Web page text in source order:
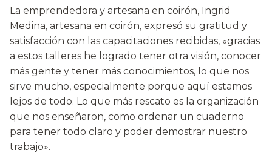
La emprendedora y artesana en coirón, Ingrid
Medina, artesana en coirón, expresó su gratitud y
satisfacción con las capacitaciones recibidas, «gracias
a estos talleres he logrado tener otra visión, conocer
más gente y tener más conocimientos, lo que nos
sirve mucho, especialmente porque aquí estamos
lejos de todo. Lo que más rescato es la organización
que nos enseñaron, como ordenar un cuaderno
para tener todo claro y poder demostrar nuestro
trabajo».